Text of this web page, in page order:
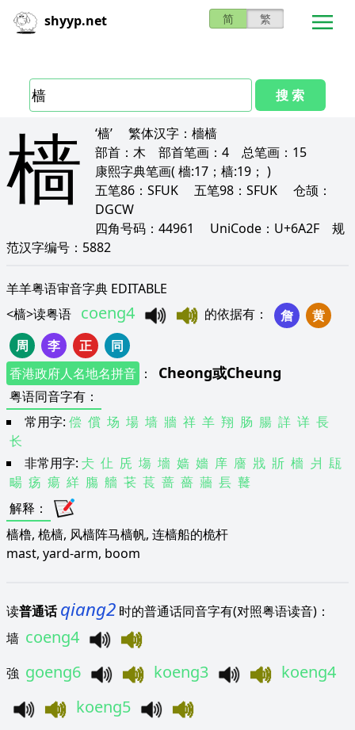
shyyp.net 简 繁
搜 索
樯 ‘樯’ 繁体汉字： 檣樯
部首： 木 部首笔画： 4 总笔画： 15
康熙字典笔画( 檣:17；樯:19； )
五笔86： SFUK 五笔98： SFUK 仓颉：
DGCW
四角号码： 44961 UniCode： U+6A2F 规
范汉字编号： 5882
羊羊粤语审音字典 EDITABLE
<樯>读粤语 coeng4 的依据有 ： 詹
黄
周
李 正
同
香港政府人名地名拼音 ： Cheong或Cheung
粤语同音字有 ：
常用字: 偿 償 场 場 墙 牆 祥 羊 翔 肠 腸 詳 详 長
长
非常用字: 仧 仩 兏 塲 墻 嫱 嬙 庠 廧 戕 斨 檣 爿 瓺
畼 疡 瘍 絴 膓 艢 苌 萇 蔷 薔 蘠 镸 鼚
解释 ：
樯橹, 桅樯, 风樯阵马樯帆, 连樯船的桅杆
mast, yard-arm, boom
读普通话 qiang2 时的普通话同音字有(对照粤语读音)：
墙 coeng4
強 goeng6 koeng3
koeng4
koeng5